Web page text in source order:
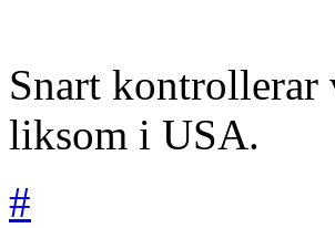
Snart kontrollerar
liksom i USA.
#